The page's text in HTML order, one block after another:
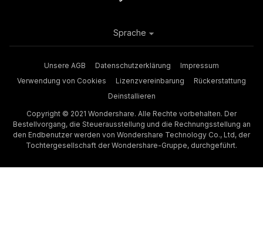
Unsere AGB Datenschutzerklärung
Impressum
Verwendung von Cookies
Lizenzvereinbarung
Rückerstattung
Deinstallieren
Copyright © 2021 Wondershare. Alle Rechte vorbehalten. Der
Bestellvorgang, die Steuerausstellung und die Rechnungsstellung an
den Endbenutzer werden von Wondershare Technology Co., Ltd, der
Tochtergesellschaft der Wondershare-Gruppe, durchgeführt.
Sprache